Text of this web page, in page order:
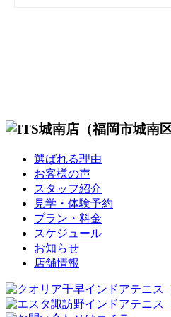
選ばれる理由
お客様の声
スタッフ紹介
見学・体験予約
プラン・料金
スケジュール
お知らせ
店舗情報